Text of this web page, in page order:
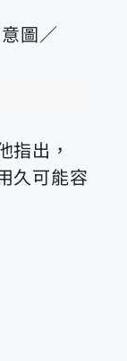
指出，
久可能容